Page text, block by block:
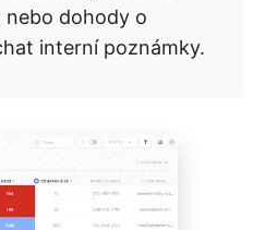
nebo dohody o
interní poznámky.